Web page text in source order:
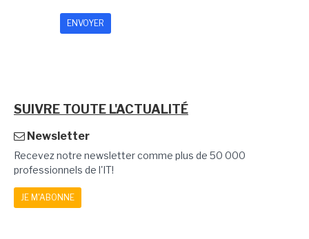
SUIVRE TOUTE L'ACTUALITÉ
Newsletter
Recevez notre newsletter comme plus de 50 000
professionnels de l'IT!
JE M'ABONNE